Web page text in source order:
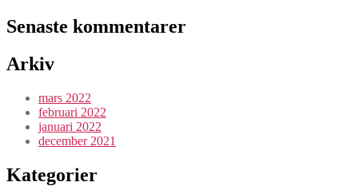
Senaste kommentarer
Arkiv
mars 2022
februari 2022
januari 2022
december 2021
Kategorier